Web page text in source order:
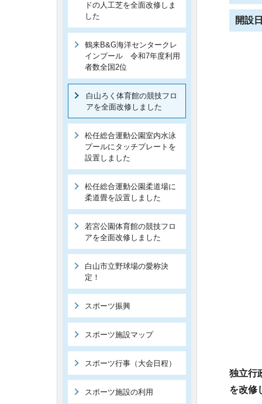
開設
独立行
を改修
ドの人工芝を全面改修しま
した
鶴来B&G海洋センタークレ
インプール 令和7年度利用
者数全国2位
白山ろく体育館の競技フロ
アを全面改修しました
松任総合運動公園室内水泳
プールにタッチプレートを
設置しました
松任総合運動公園柔道場に
柔道畳を設置しました
若宮公園体育館の競技フロ
アを全面改修しました
白山市立野球場の愛称決
定！
スポーツ振興
スポーツ施設マップ
スポーツ行事（大会日程）
スポーツ施設の利用